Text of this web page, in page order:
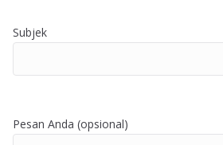
Subjek
Pesan Anda (opsional)